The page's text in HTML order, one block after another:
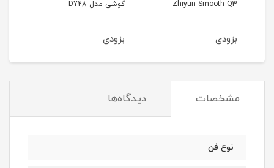
Zhiyun Smooth Q3
بزودی
گوشی مدل DY28
بزودی
مشخصات دیدگاه‌ها
نوع فن